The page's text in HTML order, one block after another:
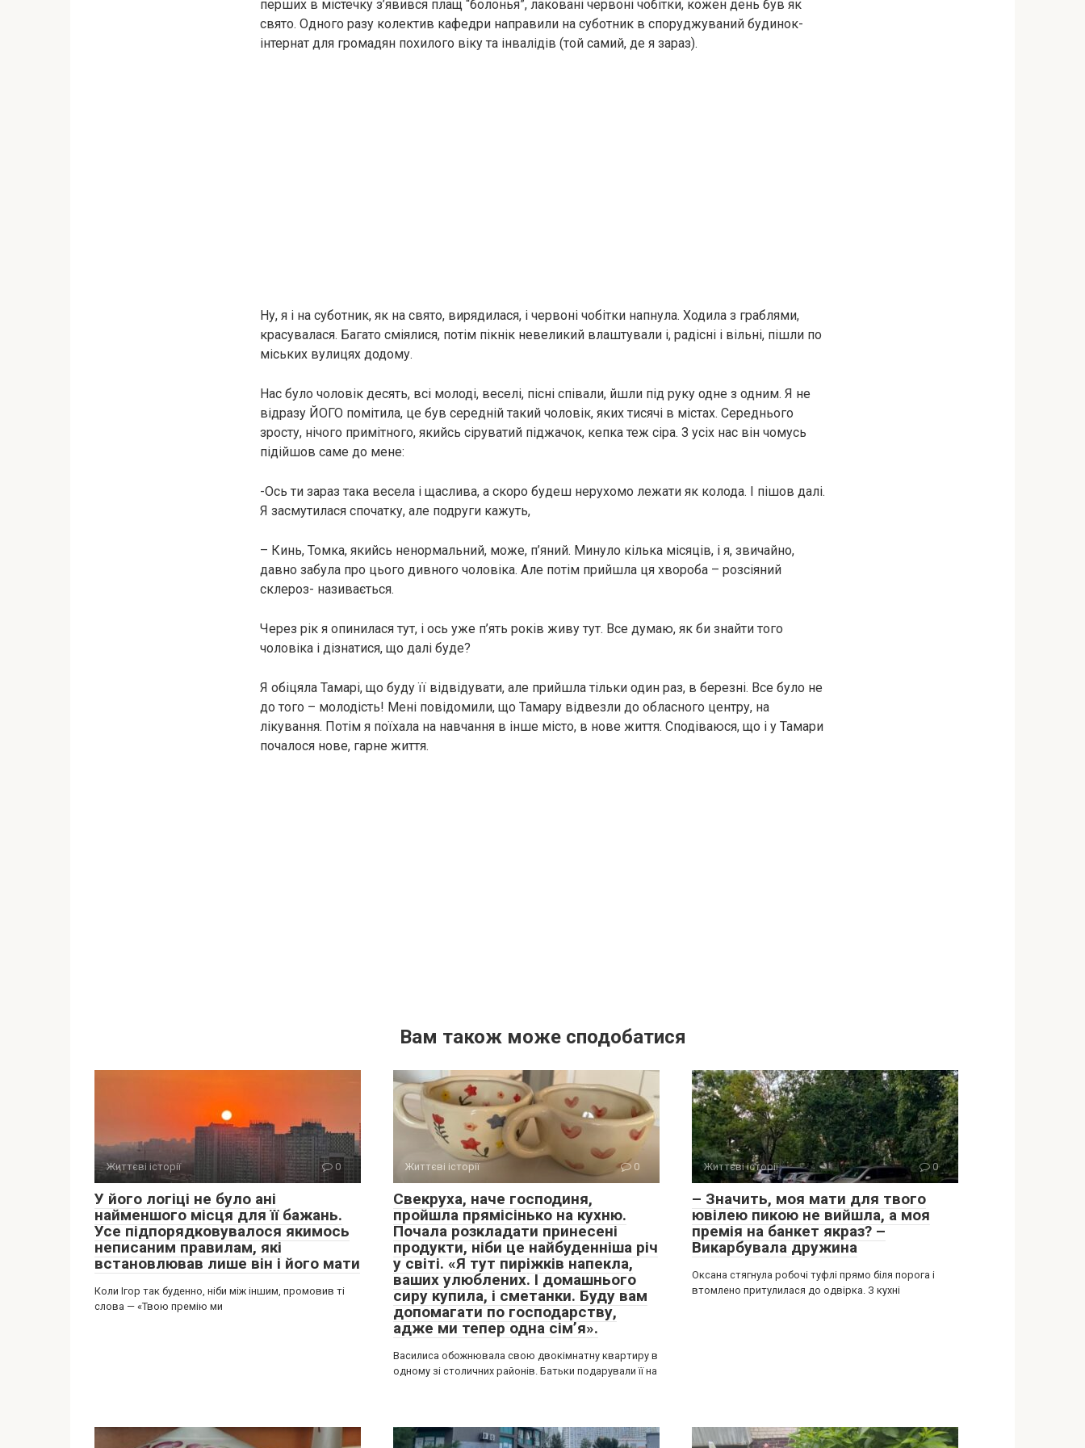
перших в містечку з’явився плащ “болонья”, лаковані червоні чобітки, кожен день був як
свято. Одного разу колектив кафедри направили на суботник в споруджуваний будинок-
інтернат для громадян похилого віку та інвалідів (той самий, де я зараз).
Ну, я і на суботник, як на свято, вирядилася, і червоні чобітки напнула. Ходила з граблями,
красувалася. Багато сміялися, потім пікнік невеликий влаштували і, радісні і вільні, пішли по
міських вулицях додому.
Нас було чоловік десять, всі молоді, веселі, пісні співали, йшли під руку одне з одним. Я не
відразу ЙОГО помітила, це був середній такий чоловік, яких тисячі в містах. Середнього
зросту, нічого примітного, якийсь сіруватий піджачок, кепка теж сіра. З усіх нас він чомусь
підійшов саме до мене:
-Ось ти зараз така весела і щаслива, а скоро будеш нерухомо лежати як колода. І пішов далі.
Я засмутилася спочатку, але подруги кажуть,
– Кинь, Томка, якийсь ненормальний, може, п’яний. Минуло кілька місяців, і я, звичайно,
давно забула про цього дивного чоловіка. Але потім прийшла ця хвороба – розсіяний
склероз- називається.
Через рік я опинилася тут, і ось уже п’ять років живу тут. Все думаю, як би знайти того
чоловіка і дізнатися, що далі буде?
Я обіцяла Тамарі, що буду її відвідувати, але прийшла тільки один раз, в березні. Все було не
до того – молодість! Мені повідомили, що Тамару відвезли до обласного центру, на
лікування. Потім я поїхала на навчання в інше місто, в нове життя. Сподіваюся, що і у Тамари
почалося нове, гарне життя.
Вам також може сподобатися
Життєві історії 0
У його логіці не було ані
найменшого місця для її бажань.
Усе підпорядковувалося якимось
неписаним правилам, які
встановлював лише він і його мати
Коли Ігор так буденно, ніби між іншим, промовив ті
слова — «Твою премію ми
Життєві історії 0
Свекруха, наче господиня,
пройшла прямісінько на кухню.
Почала розкладати принесені
продукти, ніби це найбуденніша річ
у світі. «Я тут пиріжків напекла,
ваших улюблених. І домашнього
сиру купила, і сметанки. Буду вам
допомагати по господарству,
адже ми тепер одна сім’я».
Василиса обожнювала свою двокімнатну квартиру в
одному зі столичних районів. Батьки подарували її на
Життєві історії 0
– Значить, моя мати для твого
ювілею пикою не вийшла, а моя
премія на банкет якраз? –
Викарбувала дружина
Оксана стягнула робочі туфлі прямо біля порога і
втомлено притулилася до одвірка. З кухні